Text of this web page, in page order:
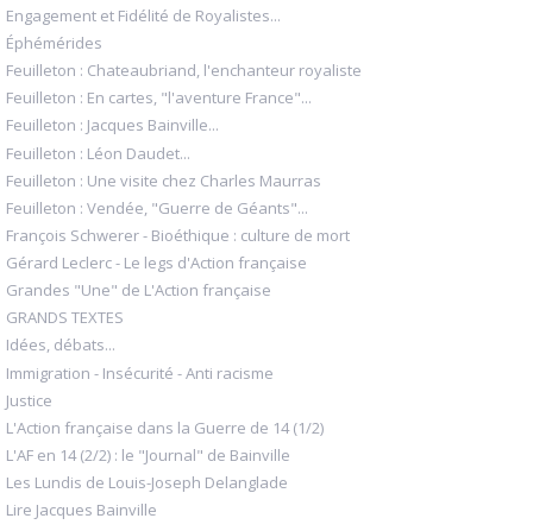
Engagement et Fidélité de Royalistes...
Éphémérides
Feuilleton : Chateaubriand, l'enchanteur royaliste
Feuilleton : En cartes, "l'aventure France"...
Feuilleton : Jacques Bainville...
Feuilleton : Léon Daudet...
Feuilleton : Une visite chez Charles Maurras
Feuilleton : Vendée, "Guerre de Géants"...
François Schwerer - Bioéthique : culture de mort
Gérard Leclerc - Le legs d'Action française
Grandes "Une" de L'Action française
GRANDS TEXTES
Idées, débats...
Immigration - Insécurité - Anti racisme
Justice
L'Action française dans la Guerre de 14 (1/2)
L'AF en 14 (2/2) : le "Journal" de Bainville
Les Lundis de Louis-Joseph Delanglade
Lire Jacques Bainville